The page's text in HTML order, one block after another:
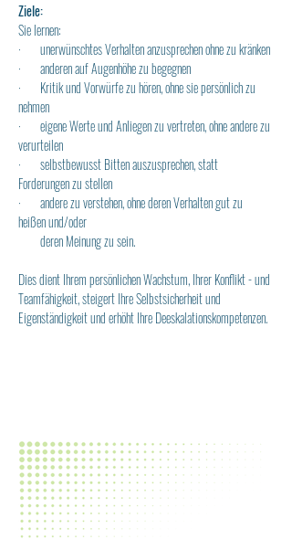
Ziele:
Sie lernen:
·       unerwünschtes Verhalten anzusprechen ohne zu kränken
·       anderen auf Augenhöhe zu begegnen
·       Kritik und Vorwürfe zu hören, ohne sie persönlich zu
nehmen
·       eigene Werte und Anliegen zu vertreten, ohne andere zu
verurteilen
·       selbstbewusst Bitten auszusprechen, statt
Forderungen zu stellen
·       andere zu verstehen, ohne deren Verhalten gut zu
heißen und/oder
deren Meinung zu sein.
Dies dient Ihrem persönlichen Wachstum, Ihrer Konflikt - und
Teamfähigkeit, steigert Ihre Selbstsicherheit und
Eigenständigkeit und erhöht Ihre Deeskalationskompetenzen.